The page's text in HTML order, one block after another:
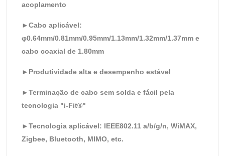
acoplamento
►Cabo aplicável:
φ0.64mm/0.81mm/0.95mm/1.13mm/1.32mm/1.37mm e
cabo coaxial de 1.80mm
►Produtividade alta e desempenho estável
►Terminação de cabo sem solda e fácil pela
tecnologia "i-Fit®"
►Tecnologia aplicável: IEEE802.11 a/b/g/n, WiMAX,
Zigbee, Bluetooth, MIMO, etc.